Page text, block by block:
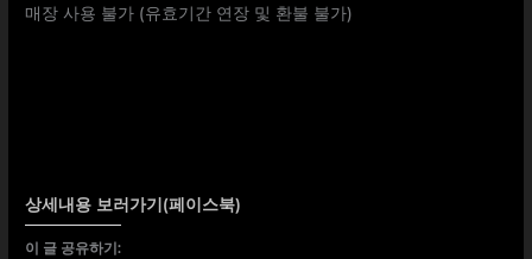
매장 사용 불가 (유효기간 연장 및 환불 불가)
상세내용 보러가기(페이스북)
이 글 공유하기: